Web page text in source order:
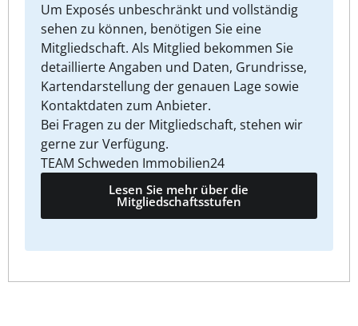
Um Exposés unbeschränkt und vollständig
sehen zu können, benötigen Sie eine
Mitgliedschaft. Als Mitglied bekommen Sie
detaillierte Angaben und Daten, Grundrisse,
Kartendarstellung der genauen Lage sowie
Kontaktdaten zum Anbieter.
Bei Fragen zu der Mitgliedschaft, stehen wir
gerne zur Verfügung.
TEAM Schweden Immobilien24
Lesen Sie mehr über die
Mitgliedschaftsstufen